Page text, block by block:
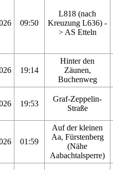
09:50
L818 (nach
Kreuzung L636) -
> AS Etteln
19:14
Hinter den
Zäunen,
Buchenweg
19:53
Graf-Zeppelin-
Straße
01:59
Auf der kleinen
Aa, Fürstenberg
(Nähe
Aabachtalsperre)